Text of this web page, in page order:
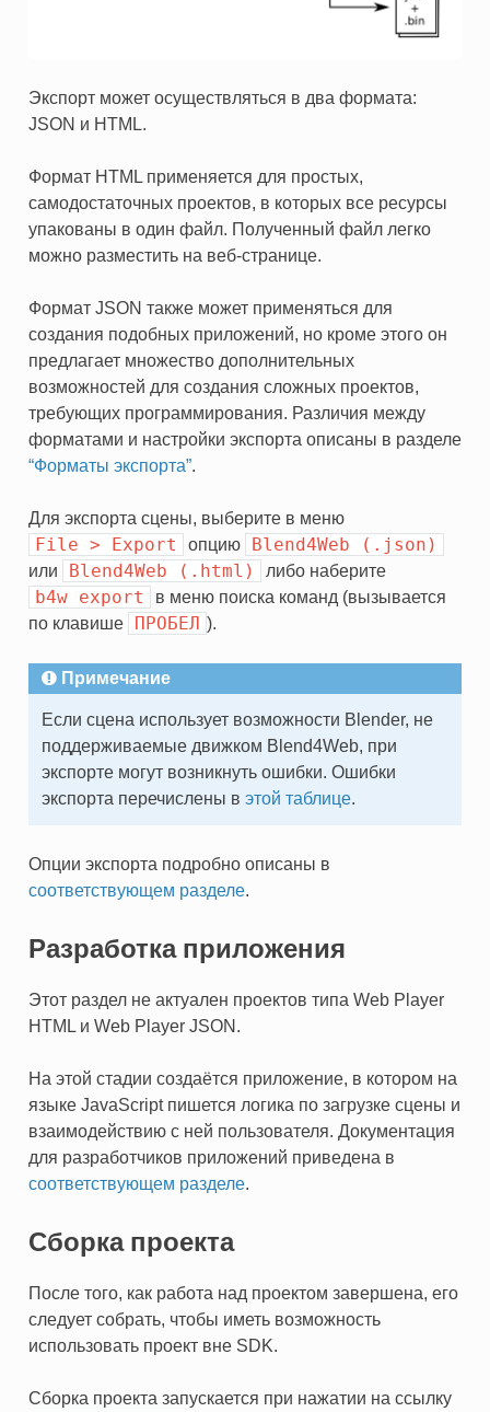
Экспорт может осуществляться в два формата:
JSON и HTML.
Формат HTML применяется для простых,
самодостаточных проектов, в которых все ресурсы
упакованы в один файл. Полученный файл легко
можно разместить на веб-странице.
Формат JSON также может применяться для
создания подобных приложений, но кроме этого он
предлагает множество дополнительных
возможностей для создания сложных проектов,
требующих программирования. Различия между
форматами и настройки экспорта описаны в разделе
“Форматы экспорта”.
Для экспорта сцены, выберите в меню
File > Export опцию Blend4Web (.json)
или Blend4Web (.html) либо наберите
b4w export
в меню поиска команд (вызывается
по клавише
ПРОБЕЛ ).
Примечание
Если сцена использует возможности Blender, не
поддерживаемые движком Blend4Web, при
экспорте могут возникнуть ошибки. Ошибки
экспорта перечислены в этой таблице.
Опции экспорта подробно описаны в
соответствующем разделе.
Разработка приложения
Этот раздел не актуален проектов типа Web Player
HTML и Web Player JSON.
На этой стадии создаётся приложение, в котором на
языке JavaScript пишется логика по загрузке сцены и
взаимодействию с ней пользователя. Документация
для разработчиков приложений приведена в
соответствующем разделе.
Сборка проекта
После того, как работа над проектом завершена, его
следует собрать, чтобы иметь возможность
использовать проект вне SDK.
Сборка проекта запускается при нажатии на ссылку